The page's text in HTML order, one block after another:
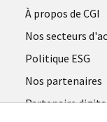
Useful
links
FRANCE
À propos de CGI
Nos secteurs
Politique ESG
Nos partenaires
Partenaire